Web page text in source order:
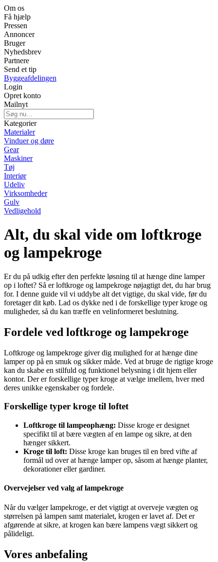
Om os
Få hjælp
Pressen
Annoncer
Bruger
Nyhedsbrev
Partnere
Send et tip
Byggeafdelingen
Login
Opret konto
Mailnyt
Kategorier
Materialer
Vinduer og døre
Gear
Maskiner
Tøj
Interiør
Udeliv
Virksomheder
Gulv
Vedligehold
Alt, du skal vide om loftkroge
og lampekroge
Er du på udkig efter den perfekte løsning til at hænge dine lamper
op i loftet? Så er loftkroge og lampekroge nøjagtigt det, du har brug
for. I denne guide vil vi uddybe alt det vigtige, du skal vide, før du
foretager dit køb. Lad os dykke ned i de forskellige typer kroge og
muligheder, så du kan træffe en velinformeret beslutning.
Fordele ved loftkroge og lampekroge
Loftkroge og lampekroge giver dig mulighed for at hænge dine
lamper op på en smuk og sikker måde. Ved at bruge de rigtige kroge
kan du skabe en stilfuld og funktionel belysning i dit hjem eller
kontor. Der er forskellige typer kroge at vælge imellem, hver med
deres unikke egenskaber og fordele.
Forskellige typer kroge til loftet
Loftkroge til lampeophæng: Disse kroge er designet
specifikt til at bære vægten af en lampe og sikre, at den
hænger sikkert.
Kroge til loft: Disse kroge kan bruges til en bred vifte af
formål ud over at hænge lamper op, såsom at hænge planter,
dekorationer eller gardiner.
Overvejelser ved valg af lampekroge
Når du vælger lampekroge, er det vigtigt at overveje vægten og
størrelsen på lampen samt materialet, krogen er lavet af. Det er
afgørende at sikre, at krogen kan bære lampens vægt sikkert og
pålideligt.
Vores anbefaling